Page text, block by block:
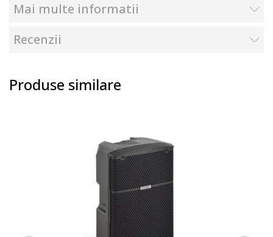
Mai multe informatii
Recenzii
Produse similare